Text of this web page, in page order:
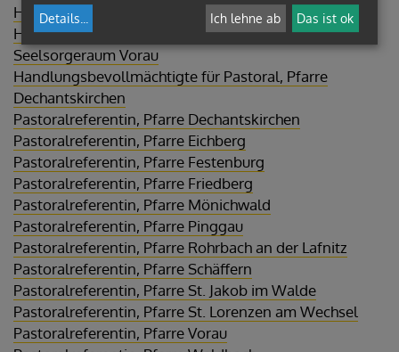
Handlungsbevollmächtigte für Pastoral, Pfarre Vorau
Handlungsbevollmächtigte für Pastoral,
Seelsorgeraum Vorau
Handlungsbevollmächtigte für Pastoral, Pfarre
Dechantskirchen
Pastoralreferentin, Pfarre Dechantskirchen
Pastoralreferentin, Pfarre Eichberg
Pastoralreferentin, Pfarre Festenburg
Pastoralreferentin, Pfarre Friedberg
Pastoralreferentin, Pfarre Mönichwald
Pastoralreferentin, Pfarre Pinggau
Pastoralreferentin, Pfarre Rohrbach an der Lafnitz
Pastoralreferentin, Pfarre Schäffern
Pastoralreferentin, Pfarre St. Jakob im Walde
Pastoralreferentin, Pfarre St. Lorenzen am Wechsel
Pastoralreferentin, Pfarre Vorau
Details Ich lehne ab Das ist ok